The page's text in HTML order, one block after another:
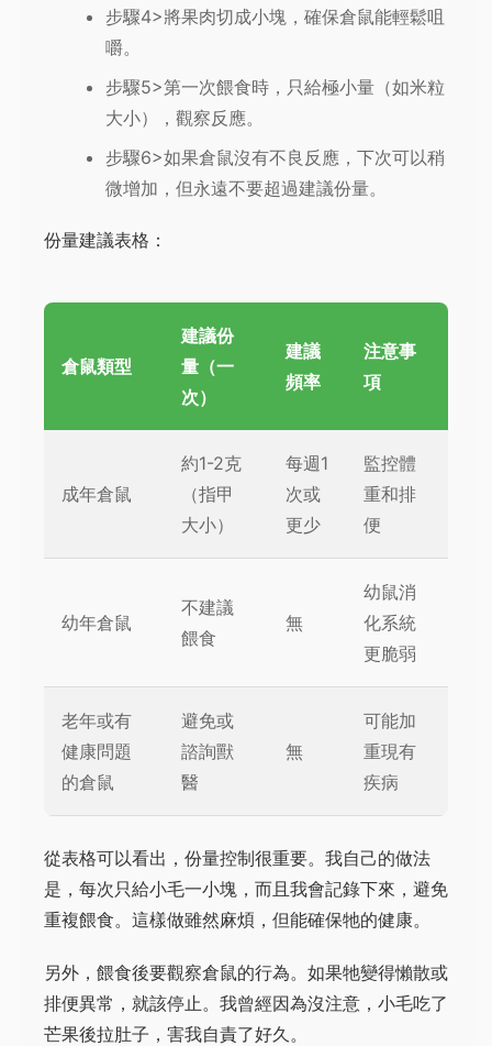
步驟4>將果肉切成小塊，確保倉鼠能輕鬆咀
嚼。
步驟5>第一次餵食時，只給極小量（如米粒
大小），觀察反應。
步驟6>如果倉鼠沒有不良反應，下次可以稍
微增加，但永遠不要超過建議份量。
份量建議表格：
倉鼠類型
建議份
量（一
次）
建議
頻率
注意事
項
成年倉鼠
約1-2克
（指甲
大小）
每週1
次或
更少
監控體
重和排
便
幼年倉鼠
不建議
餵食
無
幼鼠消
化系統
更脆弱
老年或有
健康問題
的倉鼠
避免或
諮詢獸
醫
無
可能加
重現有
疾病
從表格可以看出，份量控制很重要。我自己的做法
是，每次只給小毛一小塊，而且我會記錄下來，避免
重複餵食。這樣做雖然麻煩，但能確保牠的健康。
另外，餵食後要觀察倉鼠的行為。如果牠變得懶散或
排便異常，就該停止。我曾經因為沒注意，小毛吃了
芒果後拉肚子，害我自責了好久。